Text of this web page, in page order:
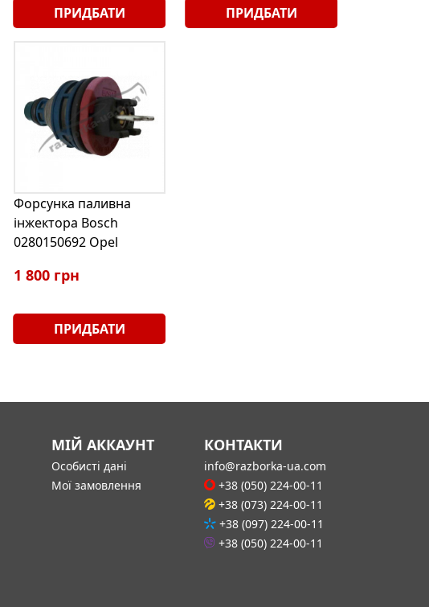
ПРИДБАТИ ПРИДБАТИ
Форсунка паливна
інжектора Bosch
0280150692 Opel
1 800 грн
ПРИДБАТИ
МІЙ АККАУНТ
Особисті дані
Мої замовлення
КОНТАКТИ
info@razborka-ua.com
+38 (050) 224-00-11
+38 (073) 224-00-11
+38 (097) 224-00-11
+38 (050) 224-00-11